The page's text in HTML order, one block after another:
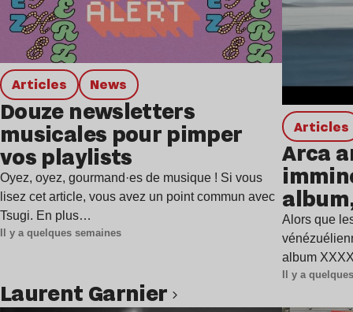
Articles news
Douze newsletters
musicales pour pimper
vos playlists
Oyez, oyez, gourmand·es de musique ! Si vous
lisez cet article, vous avez un point commun avec
Tsugi. En plus…
Il y a quelques semaines
Articles
Arca
Alors que
album
Il y a
Laurent Garnier